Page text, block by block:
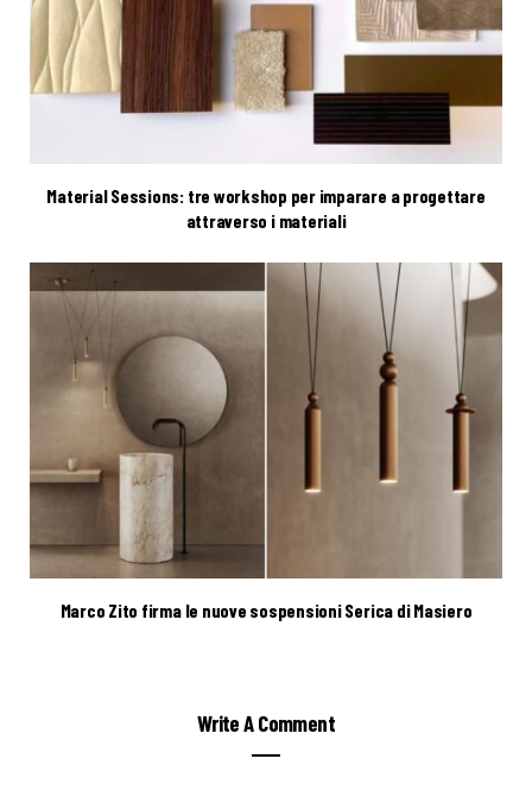
Material Sessions: tre workshop per imparare a progettare
attraverso i materiali
Marco Zito firma le nuove sospensioni Serica di Masiero
Write A Comment